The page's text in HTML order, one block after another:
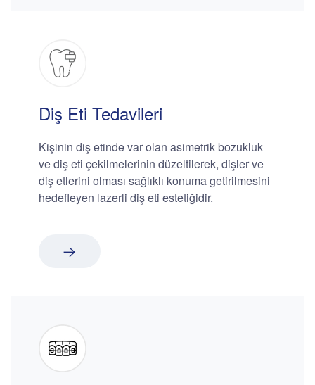
Diş Eti Tedavileri
Kişinin diş etinde var olan asimetrik bozukluk
ve diş eti çekilmelerinin düzeltilerek, dişler ve
diş etlerini olması sağlıklı konuma getirilmesini
hedefleyen lazerli diş eti estetiğidir.